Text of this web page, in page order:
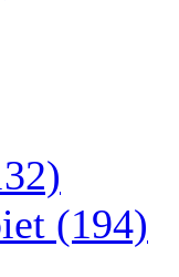
(194)